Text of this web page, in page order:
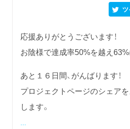
応援ありがとうございます！
お陰様で達成率50%を越え63%
あと１６日間、がんばります！
プロジェクトページのシェア
します。